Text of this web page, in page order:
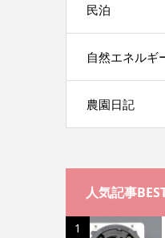
民泊
自然エネルギ
農園日記
人気記事
1